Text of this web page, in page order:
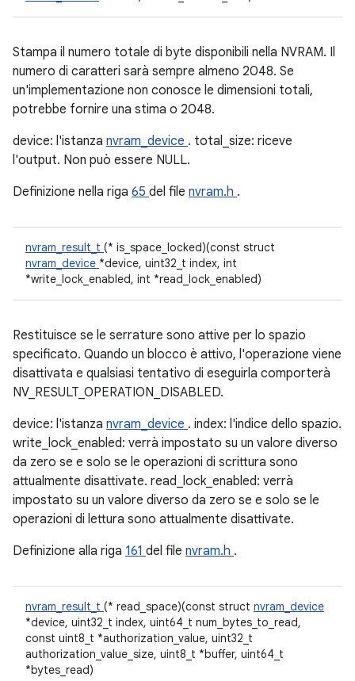
Stampa il numero totale di byte disponibili nella NVRAM. Il
numero di caratteri sarà sempre almeno 2048. Se
un'implementazione non conosce le dimensioni totali,
potrebbe fornire una stima o 2048.
device: l'istanza nvram_device . total_size: riceve
l'output. Non può essere NULL.
Definizione nella riga 65 del file nvram.h .
nvram_result_t (* is_space_locked)(const struct
nvram_device *device, uint32_t index, int
*write_lock_enabled, int *read_lock_enabled)
Restituisce se le serrature sono attive per lo spazio
specificato. Quando un blocco è attivo, l'operazione viene
disattivata e qualsiasi tentativo di eseguirla comporterà
NV_RESULT_OPERATION_DISABLED.
device: l'istanza nvram_device . index: l'indice dello spazio.
write_lock_enabled: verrà impostato su un valore diverso
da zero se e solo se le operazioni di scrittura sono
attualmente disattivate. read_lock_enabled: verrà
impostato su un valore diverso da zero se e solo se le
operazioni di lettura sono attualmente disattivate.
Definizione alla riga 161 del file nvram.h .
nvram_result_t (* read_space)(const struct nvram_device
*device, uint32_t index, uint64_t num_bytes_to_read,
const uint8_t *authorization_value, uint32_t
authorization_value_size, uint8_t *buffer, uint64_t
*bytes_read)